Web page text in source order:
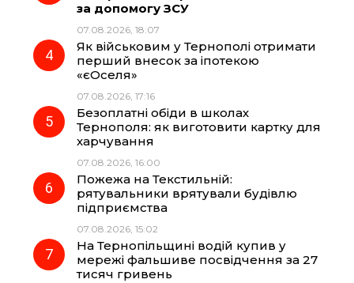
m
за допомогу ЗСУ
07.08.2026, 18:07
Як військовим у Тернополі отримати
перший внесок за іпотекою
«єОселя»
07.08.2026, 17:16
Безоплатні обіди в школах
Тернополя: як виготовити картку для
харчування
07.08.2026, 16:00
Пожежа на Текстильній:
рятувальники врятували будівлю
підприємства
07.08.2026, 15:02
На Тернопільщині водій купив у
мережі фальшиве посвідчення за 27
тисяч гривень